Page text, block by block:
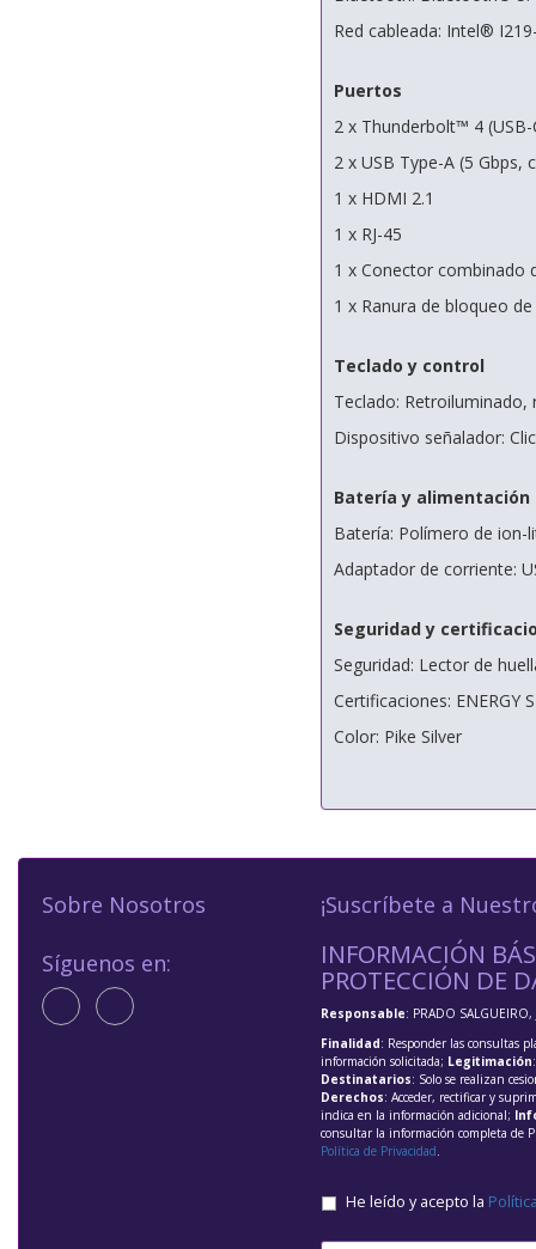
Red cableada: Intel®
Puertos
2 x Thunderbolt™ 4
2 x USB Type-A (5 Gbps,
1 x HDMI 2.1
1 x RJ-45
1 x Conector combinado
1 x Ranura de bloqueo
Teclado y control
Teclado:
Dispositivo señalador:
Batería y alimentación
Batería: Polímero de ion-
Adaptador de corriente:
Seguridad y
Seguridad: Lector de
Certificaciones: ENERGY
Color: Pike Silver
Sobre Nosotros
Síguenos en:
¡Suscríbete a
INFORMACIÓN
PROTECCIÓN DE
Responsable: PRADO SALGUEIRO,
Finalidad: Responder las consultas
información solicitada; Legitimación
Destinatarios: Solo se realizan
Derechos: Acceder, rectificar y
indica en la información adicional;
consultar la información completa de
Política de Privacidad.
He leído y acepto la